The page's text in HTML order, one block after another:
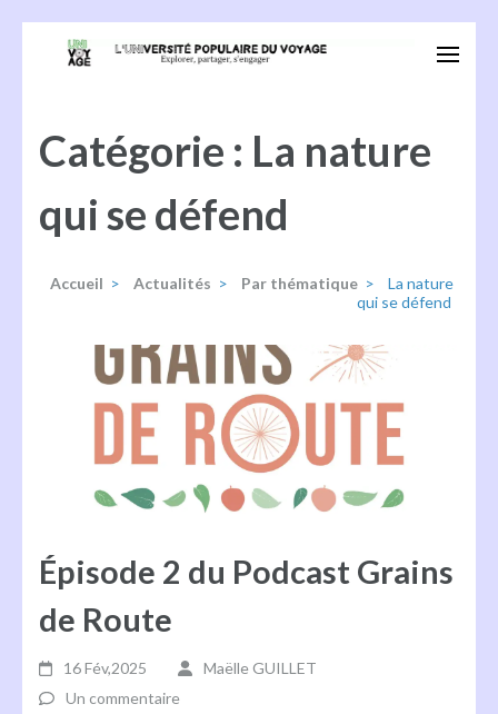
Entrée)
Catégorie : La nature
qui se défend
Accueil > Actualités > Par thématique >
La nature
qui se défend
Épisode 2 du Podcast Grains
de Route
16 Fév,2025
Maëlle GUILLET
Un commentaire